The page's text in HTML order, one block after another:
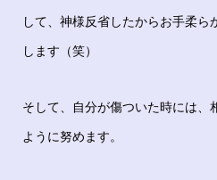
して、神様反省したからお手柔ら
します（笑）
そして、自分が傷ついた時には、
ように努めます。